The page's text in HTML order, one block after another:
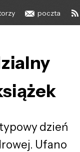
poczta
dzień
Ufano